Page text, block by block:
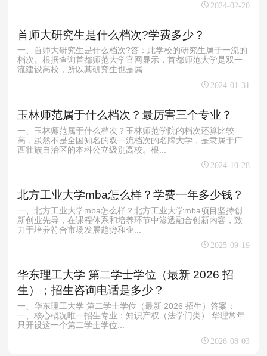
2024-02-20
首师大研究生是什么档次?学费多少？
一、首师大研究生是什么档次?答：此学校的研究生属于一流的
档次。根据查询首都师范大学官网显示，首都师范大学是双一
流建设高校，所以其研究生也是属...
2024-01-31
玉林师范属于什么档次？最厉害三个专业？
一、玉林师范属于什么档次？玉林师范学院的档次还算比较
高，虽然不是全国知名的双一流档次的名牌大学，是隶属于广
西壮族自治区的本科公立级别高校。根...
2024-10-28
北方工业大学mba怎么样？学费一年多少钱？
一、北方工业大学mba怎么样？北方工业大学mba项目坚持创
新创业先导，在课程体系和培养环节中渗透融合创新内容，致
力于培养符合市场发展趋势和企...
2025-09-19
华东理工大学 第二学士学位（最新 2026 招
生）；招生咨询电话是多少？
一、华东理工大学 第二学士学位（最新 2026 招生）答案：
一、核心概况唯一招生专业：知识产权（法学门类） 华理常年
只开设这一个第二学士学位...
2026-08-03